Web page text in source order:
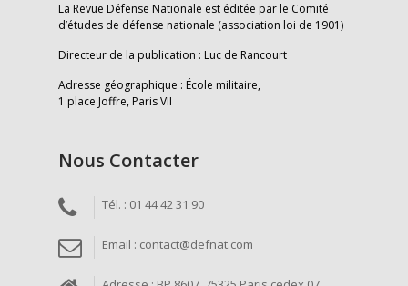
La Revue Défense Nationale est éditée par le Comité
d’études de défense nationale (association loi de 1901)
Directeur de la publication : Luc de Rancourt
Adresse géographique : École militaire,
1 place Joffre, Paris VII
Nous Contacter
Tél. : 01 44 42 31 90
Email : contact@defnat.com